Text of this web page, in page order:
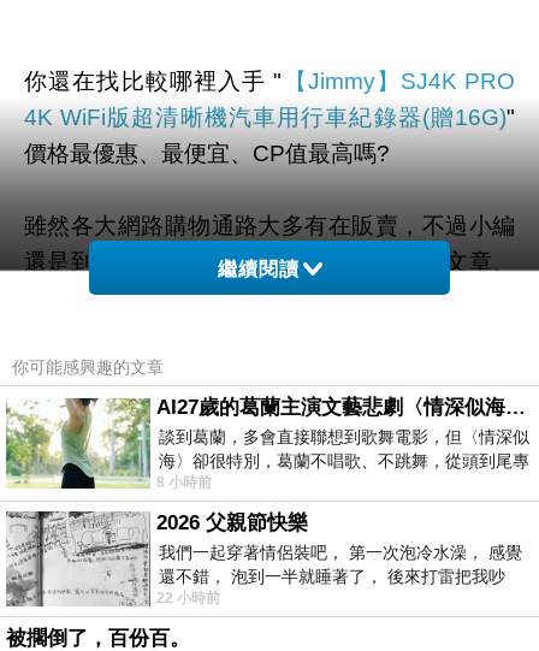
你還在找比較哪裡入手 " 【Jimmy】SJ4K PRO
4K WiFi版超清晰機汽車用行車紀錄器(贈16G)"
價格最優惠、最便宜、CP值最高嗎?
雖然各大網路購物通路大多有在販賣，不過小編
還是到奇摩和google搜尋查看一些評價、文章、
YOUTUBE、直播、開箱文 等相關訊息後。
幫您整理出來在
有需要的網友們可以點擊下面按鈕即可獲得最新
的優惠折扣喔！
=>點此取得優惠<=
繼續閱讀
你可能感興趣的文章
AI27歲的葛蘭主演文藝悲劇〈情深似海〉 #戀上老電影 #葛蘭 #粟子
談到葛蘭，多會直接聯想到歌舞電影，但〈情深似
海〉卻很特別，葛蘭不唱歌、不跳舞，從頭到尾專
心演戲。拍攝期間，經常工作超過12個鐘
8 小時前
2026 父親節快樂
我們一起穿著情侶裝吧， 第一次泡冷水澡， 感覺
還不錯， 泡到一半就睡著了， 後來打雷把我吵
醒， 手
22 小時前
被擱倒了，百份百。